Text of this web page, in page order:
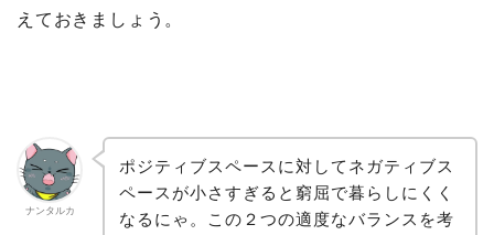
えておきましょう。
ナンタルカ
ポジティブスペースに対してネガティブス
ペースが小さすぎると窮屈で暮らしにくく
なるにゃ。この２つの適度なバランスを考